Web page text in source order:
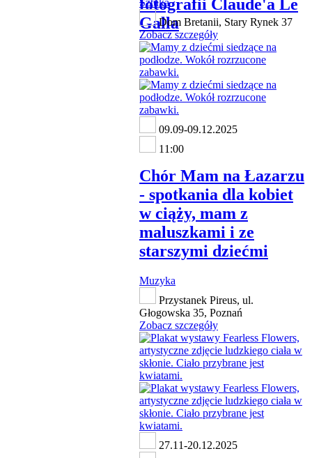
fotografii Claude'a Le
Galla
Sztuka
Dom Bretanii, Stary Rynek 37
Zobacz szczegóły
09.09-09.12.2025
11:00
Chór Mam na Łazarzu
- spotkania dla kobiet
w ciąży, mam z
maluszkami i ze
starszymi dziećmi
Muzyka
Przystanek Pireus, ul.
Głogowska 35, Poznań
Zobacz szczegóły
27.11-20.12.2025